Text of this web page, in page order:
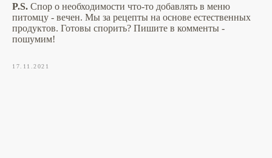
P.S. Спор о необходимости что-то добавлять в меню
питомцу - вечен. Мы за рецепты на основе естественных
продуктов. Готовы спорить? Пишите в комменты -
пошумим!
17.11.2021